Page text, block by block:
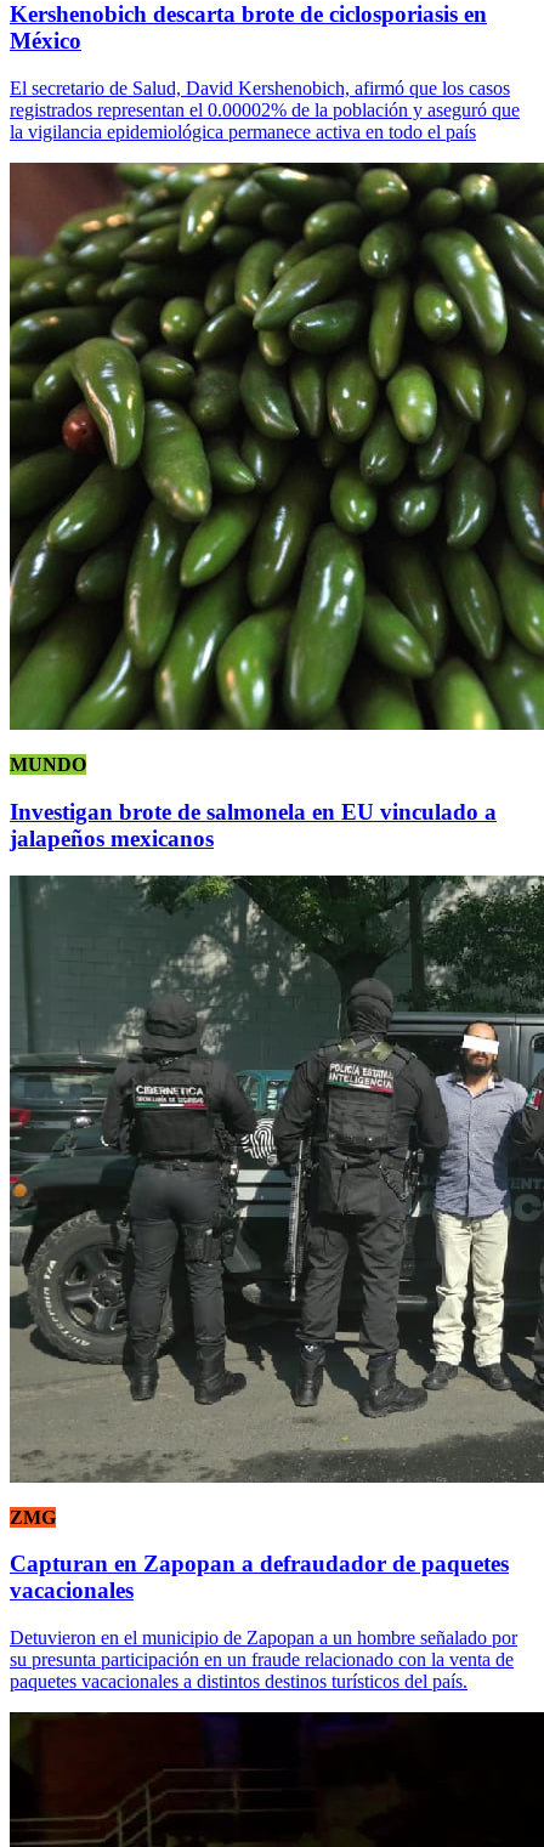
Kershenobich descarta brote de ciclosporiasis en
México
El secretario de Salud, David Kershenobich, afirmó que los casos
registrados representan el 0.00002% de la población y aseguró que
la vigilancia epidemiológica permanece activa en todo el país
MUNDO
Investigan brote de salmonela en EU vinculado a
jalapeños mexicanos
ZMG
Capturan en Zapopan a defraudador de paquetes
vacacionales
Detuvieron en el municipio de Zapopan a un hombre señalado por
su presunta participación en un fraude relacionado con la venta de
paquetes vacacionales a distintos destinos turísticos del país.